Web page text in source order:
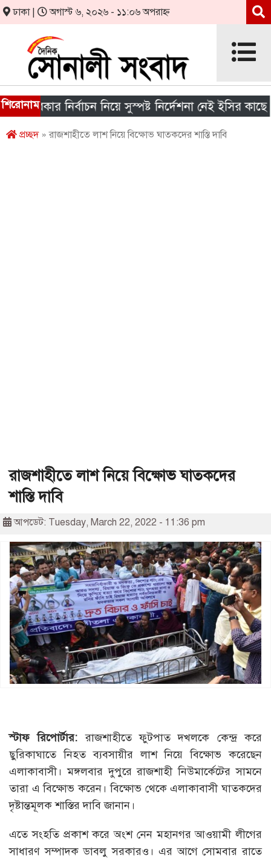
ঢাকা | অগাস্ট ৬, ২০২৬ - ১১:০৬ অপরাহ্ন
শিরোনাম
সরকার নির্বাচন নিয়ে সুস্পষ্ট নির্দেশনা নেই ইসির কাছে
প্রচ্ছদ» রাজশাহীতে লাশ নিয়ে বিক্ষোভ ঘাতকদের শাস্তি দাবি
রাজশাহীতে লাশ নিয়ে বিক্ষোভ ঘাতকদের
শাস্তি দাবি
আপডেট: Tuesday, March 22, 2022 - 11:36 pm
স্টাফ রিপোর্টার: রাজশাহীতে ফুটপাত দখলকে কেন্দ্র করে
ছুরিকাঘাতে নিহত ব্যবসায়ীর লাশ নিয়ে বিক্ষোভ করেছেন
এলাকাবাসী। মঙ্গলবার দুপুরে রাজশাহী নিউমার্কেটের সামনে
তারা এ বিক্ষোভ করেন। বিক্ষোভ থেকে এলাকাবাসী ঘাতকদের
দৃষ্টান্তমূলক শাস্তির দাবি জানান।
এতে সংহতি প্রকাশ করে অংশ নেন মহানগর আওয়ামী লীগের
সাধারণ সম্পাদক ডাবলু সরকারও। এর আগে সোমবার রাতে